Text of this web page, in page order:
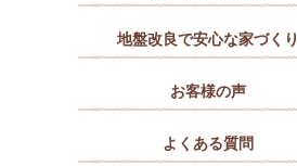
地盤改良で安心な家づくり
お客様の声
よくある質問